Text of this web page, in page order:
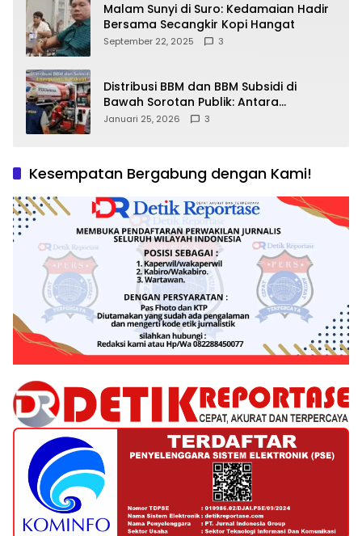
Malam Sunyi di Suro: Kedamaian Hadir
Bersama Secangkir Kopi Hangat
September 22, 2025 3
Distribusi BBM dan BBM Subsidi di
Bawah Sorotan Publik: Antara
Kepentingan Negara, Hak Konsumen,
Januari 25, 2026 3
Kesempatan Bergabung dengan Kami!